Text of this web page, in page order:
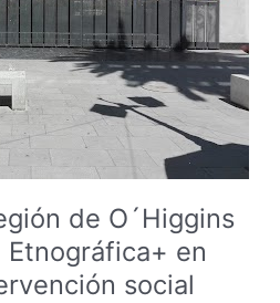
de O´Higgins
en
social